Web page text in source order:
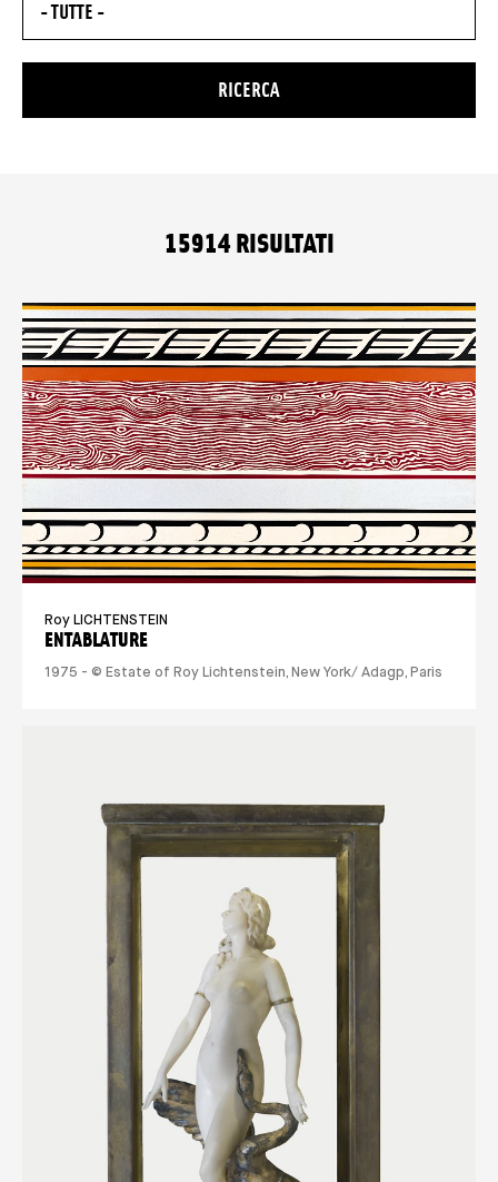
15914 RISULTATI
Liste des collections
ENTABLATURE
Roy LICHTENSTEIN
1975 - © Estate of Roy Lichtenstein, New York/ Adagp, Paris